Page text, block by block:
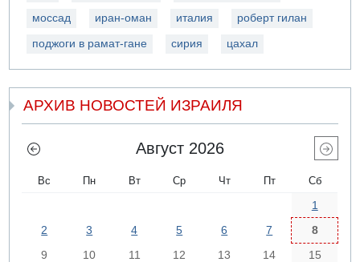
моссад иран-оман италия роберт гилан
поджоги в рамат-гане сирия цахал
АРХИВ НОВОСТЕЙ ИЗРАИЛЯ
Август 2026
Вс Пн Вт Ср Чт Пт Сб
1
2
3 4 5 6 7
8
9
10 11 12 13 14
15